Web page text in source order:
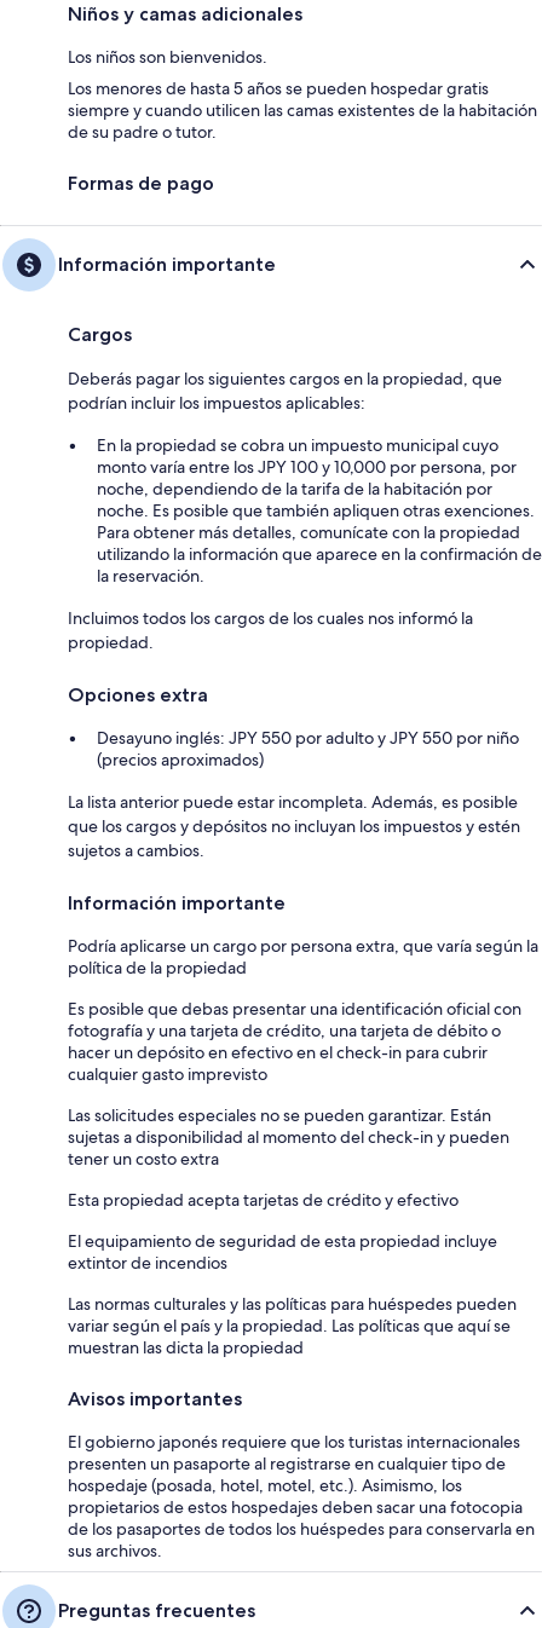
Niños y camas adicionales
Los niños son bienvenidos.
Los menores de hasta 5 años se pueden hospedar gratis
siempre y cuando utilicen las camas existentes de la habitación
de su padre o tutor.
Formas de pago
Información importante
Cargos
Deberás pagar los siguientes cargos en la propiedad, que
podrían incluir los impuestos aplicables:
En la propiedad se cobra un impuesto municipal cuyo
monto varía entre los JPY 100 y 10,000 por persona, por
noche, dependiendo de la tarifa de la habitación por
noche. Es posible que también apliquen otras exenciones.
Para obtener más detalles, comunícate con la propiedad
utilizando la información que aparece en la confirmación de
la reservación.
Incluimos todos los cargos de los cuales nos informó la
propiedad.
Opciones extra
Desayuno inglés: JPY 550 por adulto y JPY 550 por niño
(precios aproximados)
La lista anterior puede estar incompleta. Además, es posible
que los cargos y depósitos no incluyan los impuestos y estén
sujetos a cambios.
Información importante
Podría aplicarse un cargo por persona extra, que varía según la
política de la propiedad
Es posible que debas presentar una identificación oficial con
fotografía y una tarjeta de crédito, una tarjeta de débito o
hacer un depósito en efectivo en el check-in para cubrir
cualquier gasto imprevisto
Las solicitudes especiales no se pueden garantizar. Están
sujetas a disponibilidad al momento del check-in y pueden
tener un costo extra
Esta propiedad acepta tarjetas de crédito y efectivo
El equipamiento de seguridad de esta propiedad incluye
extintor de incendios
Las normas culturales y las políticas para huéspedes pueden
variar según el país y la propiedad. Las políticas que aquí se
muestran las dicta la propiedad
Avisos importantes
El gobierno japonés requiere que los turistas internacionales
presenten un pasaporte al registrarse en cualquier tipo de
hospedaje (posada, hotel, motel, etc.). Asimismo, los
propietarios de estos hospedajes deben sacar una fotocopia
de los pasaportes de todos los huéspedes para conservarla en
sus archivos.
Preguntas frecuentes